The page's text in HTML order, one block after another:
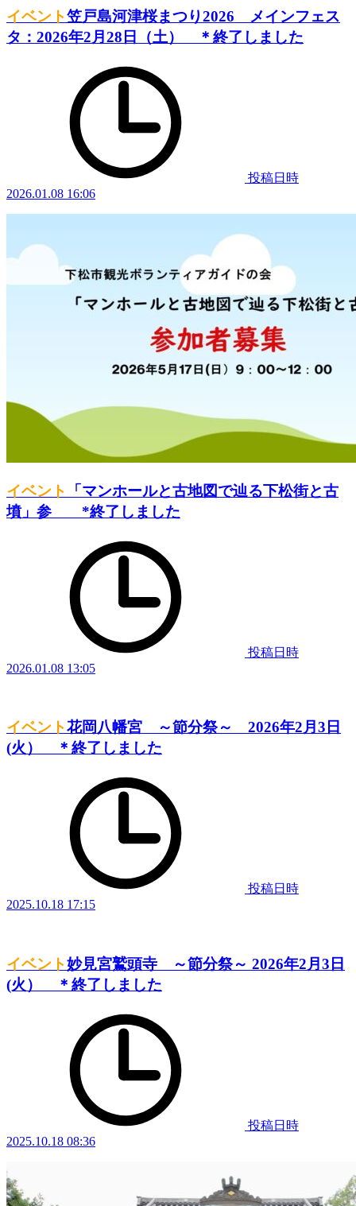
イベント笠戸島河津桜まつり2026 メインフェス
タ：2026年2月28日（土） ＊終了しました
投稿日時
2026.01.08 16:06
イベント
「マンホールと古地図で辿る下松街と古
墳」参 *終了しました
投稿日時
2026.01.08 13:05
イベント花岡八幡宮 ～節分祭～ 2026年2月3日
(火） ＊終了しました
投稿日時
2025.10.18 17:15
イベント妙見宮鷲頭寺 ～節分祭～ 2026年2月3日
(火） ＊終了しました
投稿日時
2025.10.18 08:36